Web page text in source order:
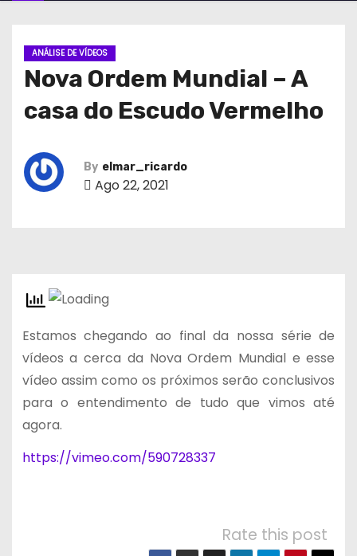
ANÁLISE DE VÍDEOS
Nova Ordem Mundial – A
casa do Escudo Vermelho
By elmar_ricardo
Ago 22, 2021
Estamos chegando ao final da nossa série de
vídeos a cerca da Nova Ordem Mundial e esse
vídeo assim como os próximos serão conclusivos
para o entendimento de tudo que vimos até
agora.
https://vimeo.com/590728337
Rate this post